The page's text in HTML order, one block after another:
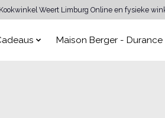
Weert Limburg Online en fysieke
Maison Berger - Durance